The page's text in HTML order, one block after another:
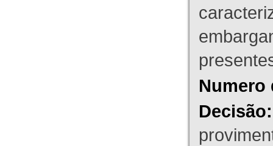
Numero
Decisão: